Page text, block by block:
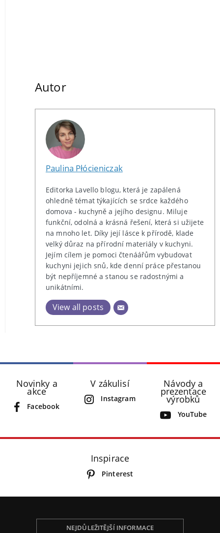
Autor
Paulina Płócieniczak
Editorka Lavello blogu, která je zapálená
ohledně témat týkajících se srdce každého
domova - kuchyně a jejího designu. Miluje
funkční, odolná a krásná řešení, která si užijete
na mnoho let. Díky její lásce k přírodě, klade
velký důraz na přírodní materiály v kuchyni.
Jejím cílem je pomoci čtenáářům vybudovat
kuchyni jejich snů, kde denní práce přestanou
být nepříjemné a stanou se radostnými a
unikátními.
View all posts
Novinky a
akce
Facebook
V zákulisí
Instagram
Návody a
prezentace
výrobků
YouTube
Inspirace
Pinterest
NEJDŮLEŽITĚJŠÍ INFORMACE